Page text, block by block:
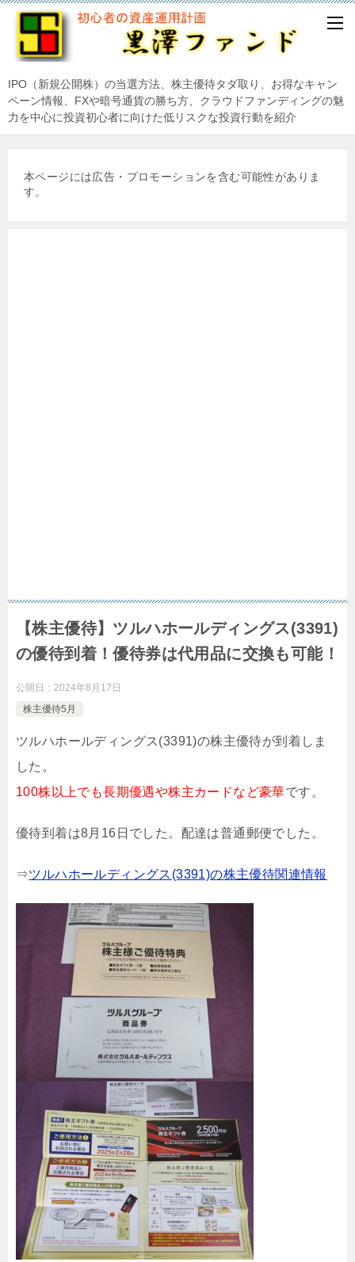
IPO（新規公開株）の当選方法、株主優待タダ取り、お得なキャン
ペーン情報、FXや暗号通貨の勝ち方、クラウドファンディングの魅
力を中心に投資初心者に向けた低リスクな投資行動を紹介
本ページには広告・プロモーションを含む可能性がありま
す。
【株主優待】ツルハホールディングス(3391)
の優待到着！優待券は代用品に交換も可能！
公開日： 2024年8月17日
株主優待5月
ツルハホールディングス(3391)の株主優待が到着しま
した。
100株以上でも長期優遇や株主カードなど豪華です。
優待到着は8月16日でした。配達は普通郵便でした。
⇒ツルハホールディングス(3391)の株主優待関連情報